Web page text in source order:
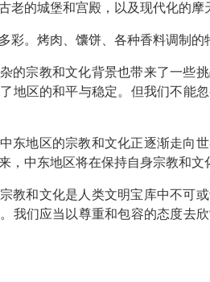
老的城堡和宫殿，以及现代化的
彩。烤肉、馕饼、各种香料调制
的宗教和文化背景也带来了一些
地区的和平与稳定。但我们不能
东地区的宗教和文化正逐渐走向
，中东地区将在保持自身宗教和
教和文化是人类文明宝库中不可
我们应当以尊重和包容的态度去